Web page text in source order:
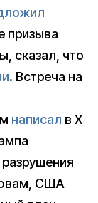
призыва
сказал, что
. Встреча на
написал в X
США